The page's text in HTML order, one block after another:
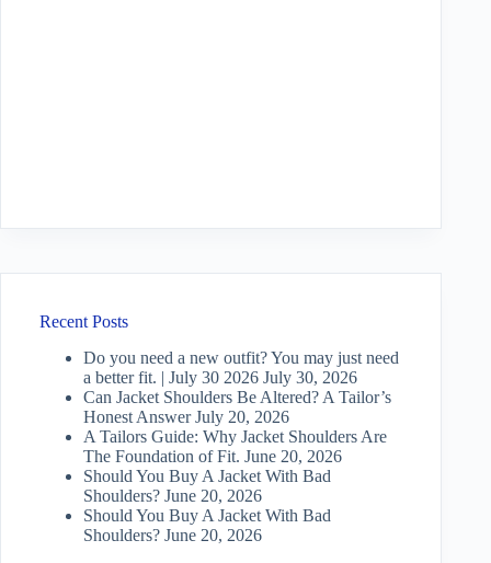
Recent Posts
Do you need a new outfit? You may just need
a better fit. | July 30 2026 July 30, 2026
Can Jacket Shoulders Be Altered? A Tailor’s
Honest Answer July 20, 2026
A Tailors Guide: Why Jacket Shoulders Are
The Foundation of Fit. June 20, 2026
Should You Buy A Jacket With Bad
Shoulders? June 20, 2026
Should You Buy A Jacket With Bad
Shoulders? June 20, 2026